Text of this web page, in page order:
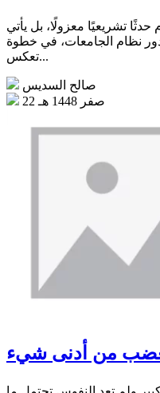
تشريعيًا معزولًا، بل يأتي
نظام الجامعات، في خطوة
تعكس...
صالح السديس
22 صفر 1448 هـ
من أدنى شيء